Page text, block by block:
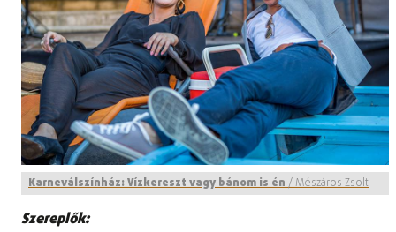
Karneválszínház: Vízkereszt vagy bánom is én/Mészáros Zsolt
Szereplők: